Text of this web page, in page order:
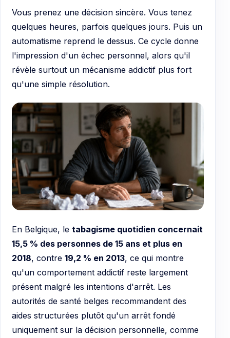
Vous prenez une décision sincère. Vous tenez
quelques heures, parfois quelques jours. Puis un
automatisme reprend le dessus. Ce cycle donne
l'impression d'un échec personnel, alors qu'il
révèle surtout un mécanisme addictif plus fort
qu'une simple résolution.
En Belgique, le tabagisme quotidien concernait
15,5 % des personnes de 15 ans et plus en
2018, contre 19,2 % en 2013, ce qui montre
qu'un comportement addictif reste largement
présent malgré les intentions d'arrêt. Les
autorités de santé belges recommandent des
aides structurées plutôt qu'un arrêt fondé
uniquement sur la décision personnelle, comme